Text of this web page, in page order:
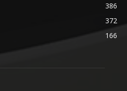
386
372
166